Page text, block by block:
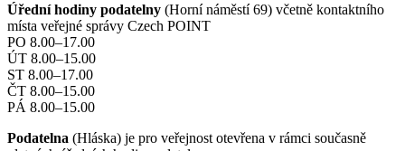
Úřední hodiny podatelny (Horní náměstí 69) včetně kontaktního
místa veřejné správy Czech POINT
PO 8.00–17.00
ÚT 8.00–15.00
ST 8.00–17.00
ČT 8.00–15.00
PÁ 8.00–15.00
Podatelna (Hláska) je pro veřejnost otevřena v rámci současně